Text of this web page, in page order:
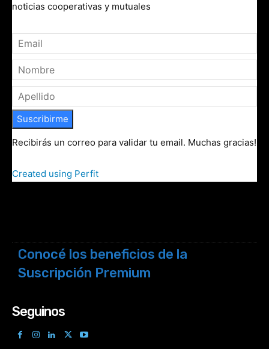
noticias cooperativas y mutuales
Suscribirme
Recibirás un correo para validar tu email. Muchas gracias!
Created using Perfit
Conocé los beneficios de la
Suscripción Premium
Seguinos